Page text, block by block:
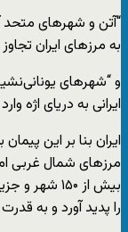
“آتن و شهرهای متحد
به مرزهای ایران تجاوز
و “شهرهای
ایرانی به دریای اژه
ایران بنا بر این
مرزهای شمال غربی
را پدید آورد و به